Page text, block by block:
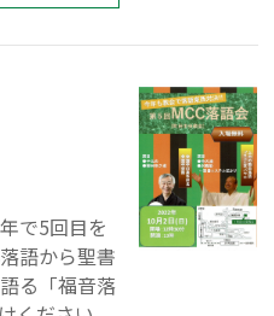
で5回目を
語から聖書
る「福音落